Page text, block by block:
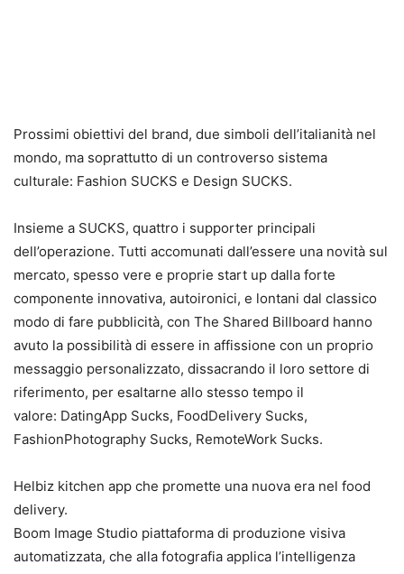
Prossimi obiettivi del brand, due simboli dell’italianità nel
mondo, ma soprattutto di un controverso sistema
culturale: Fashion SUCKS e Design SUCKS.
Insieme a SUCKS, quattro i supporter principali
dell’operazione. Tutti accomunati dall’essere una novità sul
mercato, spesso vere e proprie start up dalla forte
componente innovativa, autoironici, e lontani dal classico
modo di fare pubblicità, con The Shared Billboard hanno
avuto la possibilità di essere in affissione con un proprio
messaggio personalizzato, dissacrando il loro settore di
riferimento, per esaltarne allo stesso tempo il
valore: DatingApp Sucks, FoodDelivery Sucks,
FashionPhotography Sucks, RemoteWork Sucks.
Helbiz kitchen app che promette una nuova era nel food
delivery.
Boom Image Studio piattaforma di produzione visiva
automatizzata, che alla fotografia applica l’intelligenza